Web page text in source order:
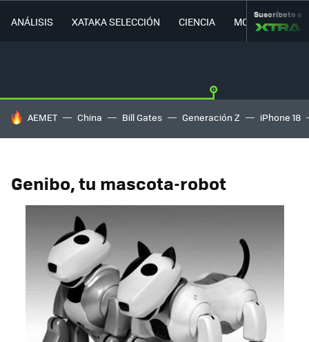
ANÁLISIS XATAKA SELECCIÓN CIENCIA MOVILIDAD
Suscríbete a
HOY SE HABLA DE
AEMET China Bill Gates Generación Z iPhone 18
Genibo, tu mascota-robot